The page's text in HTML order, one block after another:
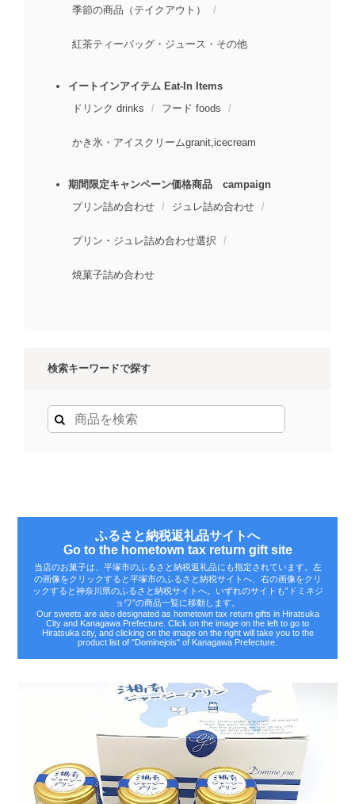
季節の商品（テイクアウト）
紅茶ティーバッグ・ジュース・その他
イートインアイテム Eat-In Items
ドリンク drinks
フード foods
かき氷・アイスクリームgranit,icecream
期間限定キャンペーン価格商品 campaign
プリン詰め合わせ
ジュレ詰め合わせ
プリン・ジュレ詰め合わせ選択
焼菓子詰め合わせ
検索キーワードで探す
ふるさと納税返礼品サイトへ
Go to the hometown tax return gift site
当店のお菓子は、平塚市のふるさと納税返礼品にも指定されています。左
の画像をクリックすると平塚市のふるさと納税サイトへ、右の画像をクリ
ックすると神奈川県のふるさと納税サイトへ。いずれのサイトも‟ドミネジ
ョワ”の商品一覧に移動します。
Our sweets are also designated as hometown tax return gifts in Hiratsuka
City and Kanagawa Prefecture. Click on the image on the left to go to
Hiratsuka city, and clicking on the image on the right will take you to the
product list of "Dominejois" of Kanagawa Prefecture.